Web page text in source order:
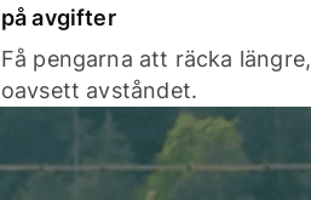
på avgifter
Få pengarna att räcka längre,
oavsett avståndet.